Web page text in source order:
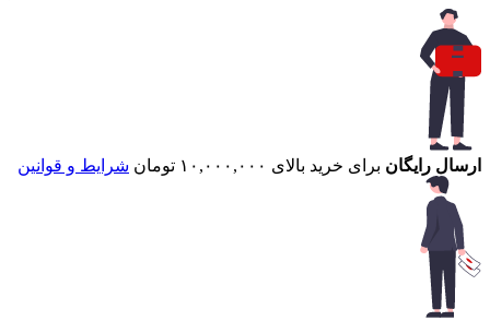
ارسال رایگان برای خرید بالای ۱۰,۰۰۰,۰۰۰ تومان شرایط و قوانین